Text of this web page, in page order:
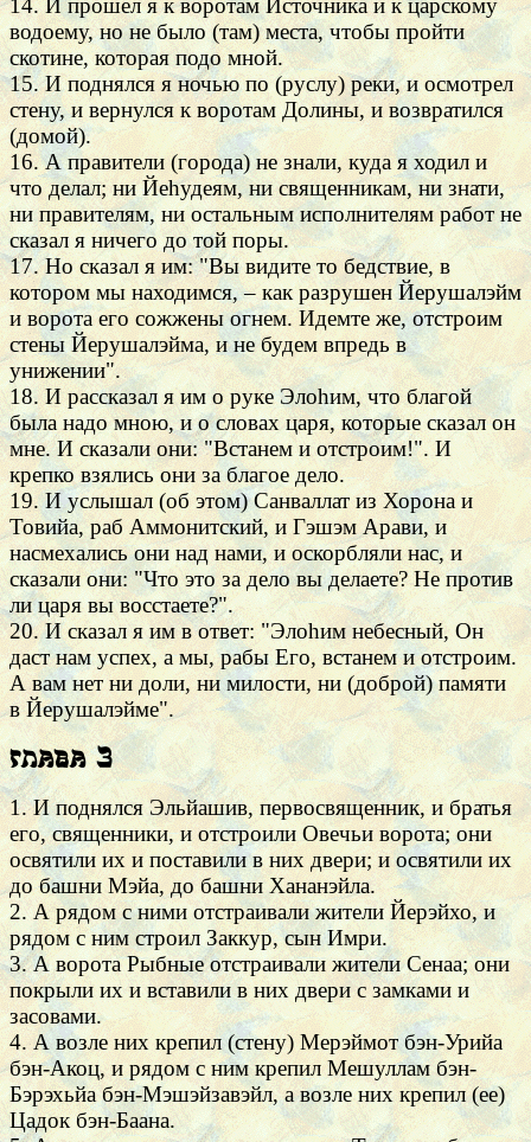
14. И прошел я к воротам Источника и к царскому
водоему, но не было (там) места, чтобы пройти
скотине, которая подо мной.
15. И поднялся я ночью по (руслу) реки, и осмотрел
стену, и вернулся к воротам Долины, и возвратился
(домой).
16. А правители (города) не знали, куда я ходил и
что делал; ни Йеhудеям, ни священникам, ни знати,
ни правителям, ни остальным исполнителям работ не
сказал я ничего до той поры.
17. Но сказал я им: "Вы видите то бедствие, в
котором мы находимся, – как разрушен Йерушалэйм
и ворота его сожжены огнем. Идемте же, отстроим
стены Йерушалэйма, и не будем впредь в
унижении".
18. И рассказал я им о руке Элоhим, что благой
была надо мною, и о словах царя, которые сказал он
мне. И сказали они: "Встанем и отстроим!". И
крепко взялись они за благое дело.
19. И услышал (об этом) Санваллат из Хорона и
Товийа, раб Аммонитский, и Гэшэм Арави, и
насмехались они над нами, и оскорбляли нас, и
сказали они: "Что это за дело вы делаете? Не против
ли царя вы восстаете?".
20. И сказал я им в ответ: "Элоhим небесный, Он
даст нам успех, а мы, рабы Его, встанем и отстроим.
А вам нет ни доли, ни милости, ни (доброй) памяти
в Йерушалэйме".
Глава 3
1. И поднялся Эльйашив, первосвященник, и братья
его, священники, и отстроили Овечьи ворота; они
освятили их и поставили в них двери; и освятили их
до башни Мэйа, до башни Хананэйла.
2. А рядом с ними отстраивали жители Йерэйхо, и
рядом с ним строил Заккур, сын Имри.
3. А ворота Рыбные отстраивали жители Сенаа; они
покрыли их и вставили в них двери с замками и
засовами.
4. А возле них крепил (стену) Мерэймот бэн-Урийа
бэн-Акоц, и рядом с ним крепил Мешуллам бэн-
Бэрэхьйа бэн-Мэшэйзавэйл, а возле них крепил (ее)
Цадок бэн-Баана.